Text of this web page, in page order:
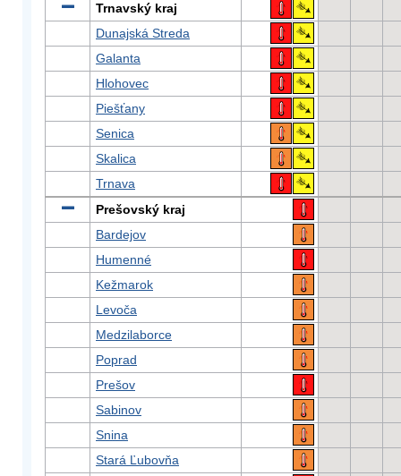
Trnavský kraj
Dunajská Streda
Galanta
Hlohovec
Piešťany
Senica
Skalica
Trnava
Prešovský kraj
Bardejov
Humenné
Kežmarok
Levoča
Medzilaborce
Poprad
Prešov
Sabinov
Snina
Stará Ľubovňa